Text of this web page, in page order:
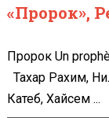
«Пророк»,
Пророк Un
Тахар Рахим,
Катеб, Хайсем ...